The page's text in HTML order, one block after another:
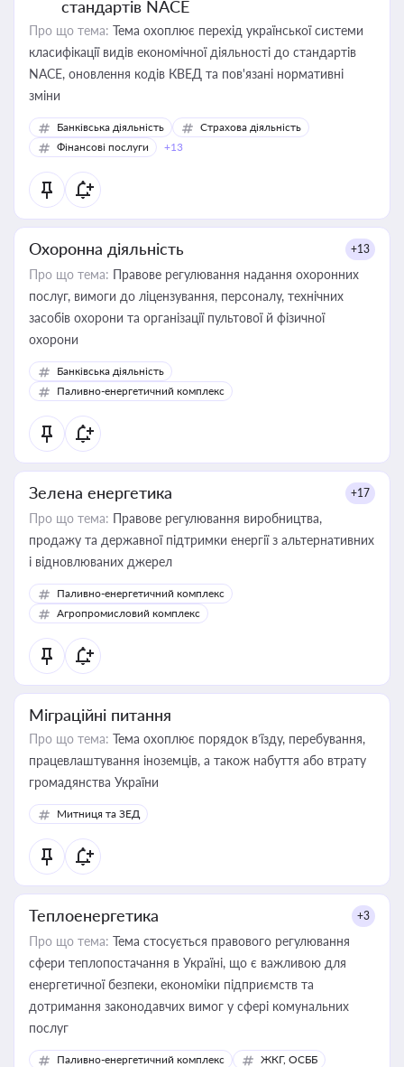
стандартів NACE
Про що тема: Тема охоплює перехід української системи
класифікації видів економічної діяльності до стандартів
NACE, оновлення кодів КВЕД та пов'язані нормативні
зміни
Банківська діяльність
Страхова діяльність
Фінансові послуги
+13
Охоронна діяльність +13
Про що тема: Правове регулювання надання охоронних
послуг, вимоги до ліцензування, персоналу, технічних
засобів охорони та організації пультової й фізичної
охорони
Банківська діяльність
Паливно-енергетичний комплекс
Зелена енергетика +17
Про що тема: Правове регулювання виробництва,
продажу та державної підтримки енергії з альтернативних
і відновлюваних джерел
Паливно-енергетичний комплекс
Агропромисловий комплекс
Міграційні питання
Про що тема: Тема охоплює порядок в’їзду, перебування,
працевлаштування іноземців, а також набуття або втрату
громадянства України
Митниця та ЗЕД
Теплоенергетика +3
Про що тема: Тема стосується правового регулювання
сфери теплопостачання в Україні, що є важливою для
енергетичної безпеки, економіки підприємств та
дотримання законодавчих вимог у сфері комунальних
послуг
Паливно-енергетичний комплекс ЖКГ, ОСББ